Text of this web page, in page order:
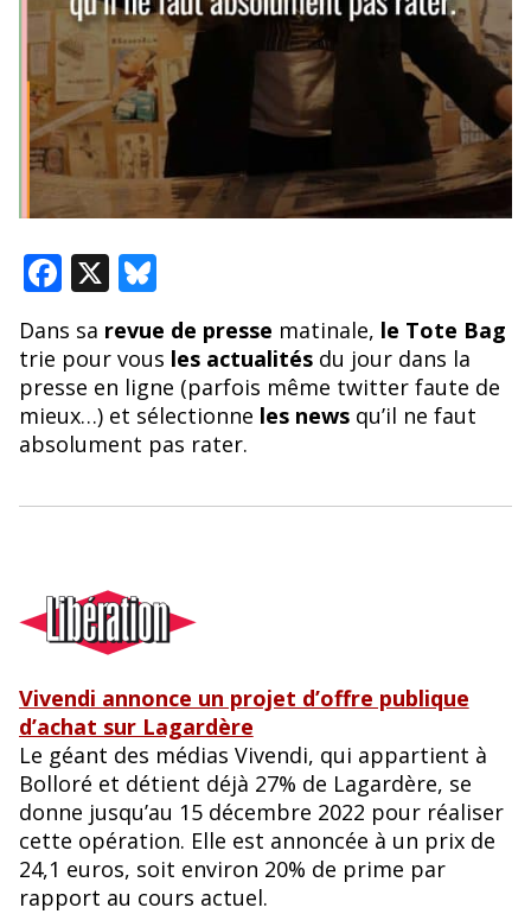
F
e
b
o
o
k
X Bl
u
e
sk
y
Dans sa revue de presse matinale, le Tote Bag
trie pour vous les actualitésdu jour dans la
presse en ligne (parfois même twitter faute de
mieux…) et sélectionne les newsqu’il ne faut
absolument pas rater.
Vivendi annonce un projet d’offre publique
d’achat sur Lagardère
Le géant des médias Vivendi, qui appartient à
Bolloré et détient déjà 27% de Lagardère, se
donne jusqu’au 15 décembre 2022 pour réaliser
cette opération. Elle est annoncée à un prix de
24,1 euros, soit environ 20% de prime par
rapport au cours actuel.